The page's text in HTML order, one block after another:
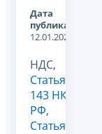
Дата
публикации:
12.01.2026
НДС,
Статья
143 НК
РФ,
Статья